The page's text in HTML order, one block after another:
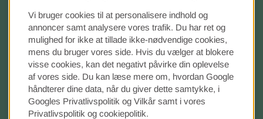
Sängvaruhuset Elgen
Adresse: Karlavägen 27
114 31 Stockholm, Sverige
Tel:08-440 32 00
info@sangvaruhuset.se
Vi bruger cookies til at personalisere indhold og
annoncer samt analysere vores trafik. Du har ret og
mulighed for ikke at tillade ikke-nødvendige cookies,
mens du bruger vores side. Hvis du vælger at blokere
visse cookies, kan det negativt påvirke din oplevelse
af vores side. Du kan læse mere om, hvordan Google
håndterer dine data, når du giver dette samtykke, i
Googles Privatlivspolitik og Vilkår samt i vores
Privatlivspolitik og cookiepolitik.